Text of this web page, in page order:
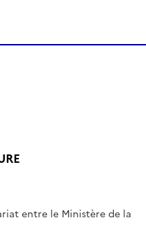
L
T
entre le Ministère de la